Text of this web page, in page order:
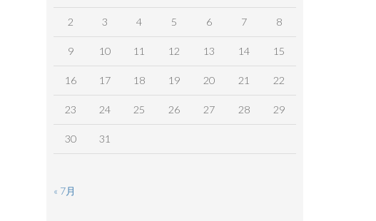
2 3 4 5 6 7 8
9 10 11 12 13 14 15
16 17 18 19 20 21 22
23 24 25 26 27 28 29
30 31
« 7月